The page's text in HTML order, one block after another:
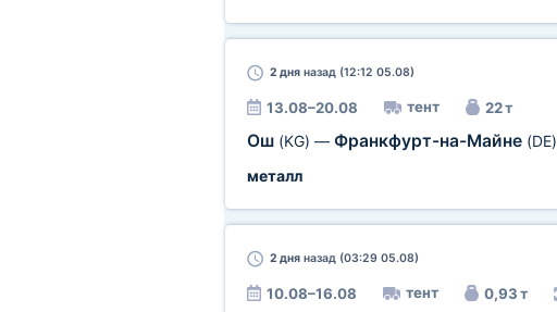
2 дняназад (12:12 05.08)
13.08–20.08 тент 22 т
Ош (KG) — Франкфурт-на-Майне (DE)
металл
2 дняназад (03:29 05.08)
10.08–16.08 тент 0,93 т